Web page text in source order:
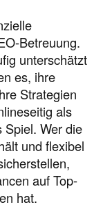
Betreuung.
unterschätzt
es, ihre
Strategien
als
Spiel. Wer die
und flexibel
auf Top-
hat.